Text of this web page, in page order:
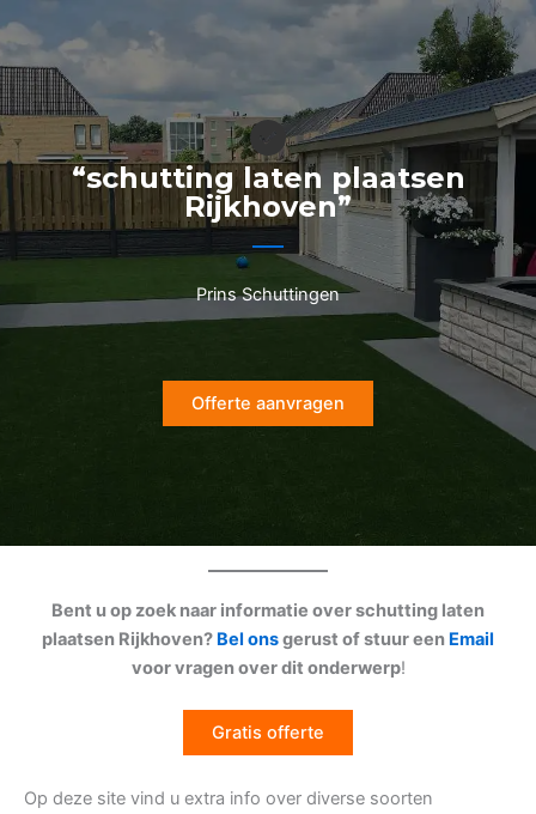
naar
de
inhoud
“schutting laten plaatsen
Rijkhoven”
Prins Schuttingen
Offerte aanvragen
Bent u op zoek naar informatie over schutting laten
plaatsen Rijkhoven? Bel onsgerust of stuur een Email
voor vragen over dit onderwerp!
Gratis offerte
Op deze site vind u extra info over diverse soorten